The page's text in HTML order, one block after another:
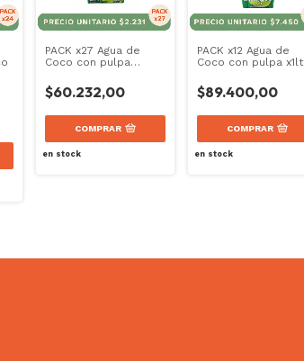
PACK x27 Agua de
Coco con pulpa
$60.232,00
COMPRAR
en stock
PACK x12 Agua de
Coco con pulpa x1lt
$89.400,00
COMPRAR
en stock